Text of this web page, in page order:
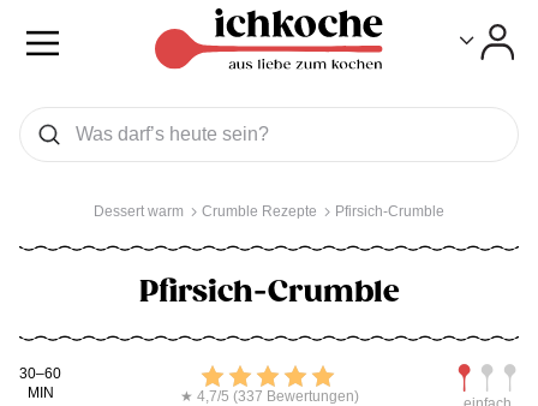
Was wollen Sie suchen
Suchen
Dessert warm Crumble Rezepte Pfirsich-Crumble
Pfirsich-Crumble
Kochdauer
30–60
MIN
Bewerten
★ 4,7/5 (337 Bewertungen)